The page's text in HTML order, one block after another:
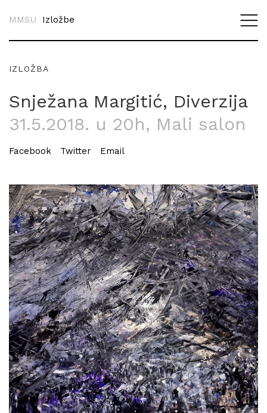
MMSU Izložbe
IZLOŽBA
Snježana Margitić, Diverzija
31.5.2018. u 20h, Mali salon
Facebook Twitter Email